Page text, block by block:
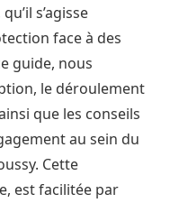
s’agisse
face à des
guide, nous
le déroulement
que les conseils
au sein du
Cette
est facilitée par